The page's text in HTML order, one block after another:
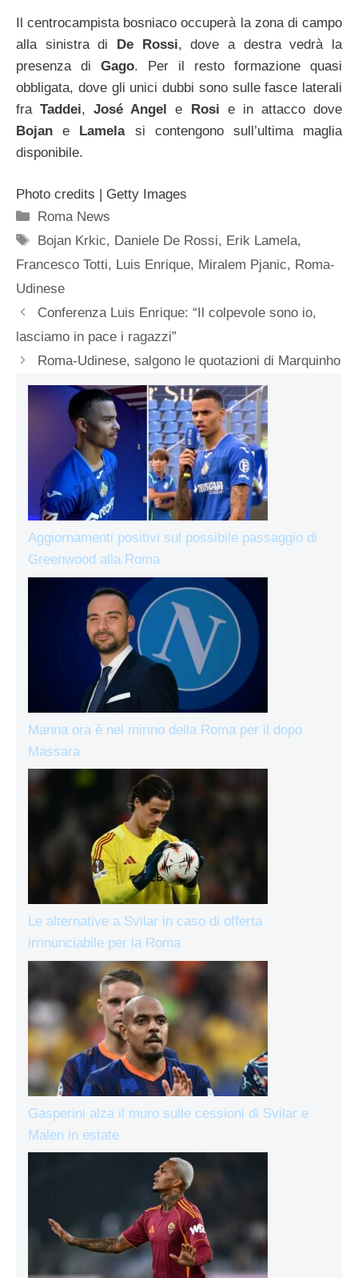
Il centrocampista bosniaco occuperà la zona di campo
alla sinistra di De Rossi, dove a destra vedrà la
presenza di Gago. Per il resto formazione quasi
obbligata, dove gli unici dubbi sono sulle fasce laterali
fraTaddei,José Angel e Rosi e in attacco dove
Bojan e Lamelasi contengono sull’ultima maglia
disponibile.
Photo credits | Getty Images
Categorie
Roma News
Tag
Bojan Krkic, Daniele De Rossi, Erik Lamela,
Francesco Totti, Luis Enrique, Miralem Pjanic, Roma-
Udinese
Conferenza Luis Enrique: “Il colpevole sono io,
lasciamo in pace i ragazzi”
Roma-Udinese, salgono le quotazioni di Marquinho
Aggiornamenti positivi sul possibile passaggio di
Greenwood alla Roma
Manna ora è nel mirino della Roma per il dopo
Massara
Le alternative a Svilar in caso di offerta
irrinunciabile per la Roma
Gasperini alza il muro sulle cessioni di Svilar e
Malen in estate